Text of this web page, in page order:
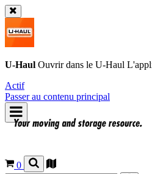
U-Haul Ouvrir dans le U-Haul
Actif
Passer au contenu principal
0